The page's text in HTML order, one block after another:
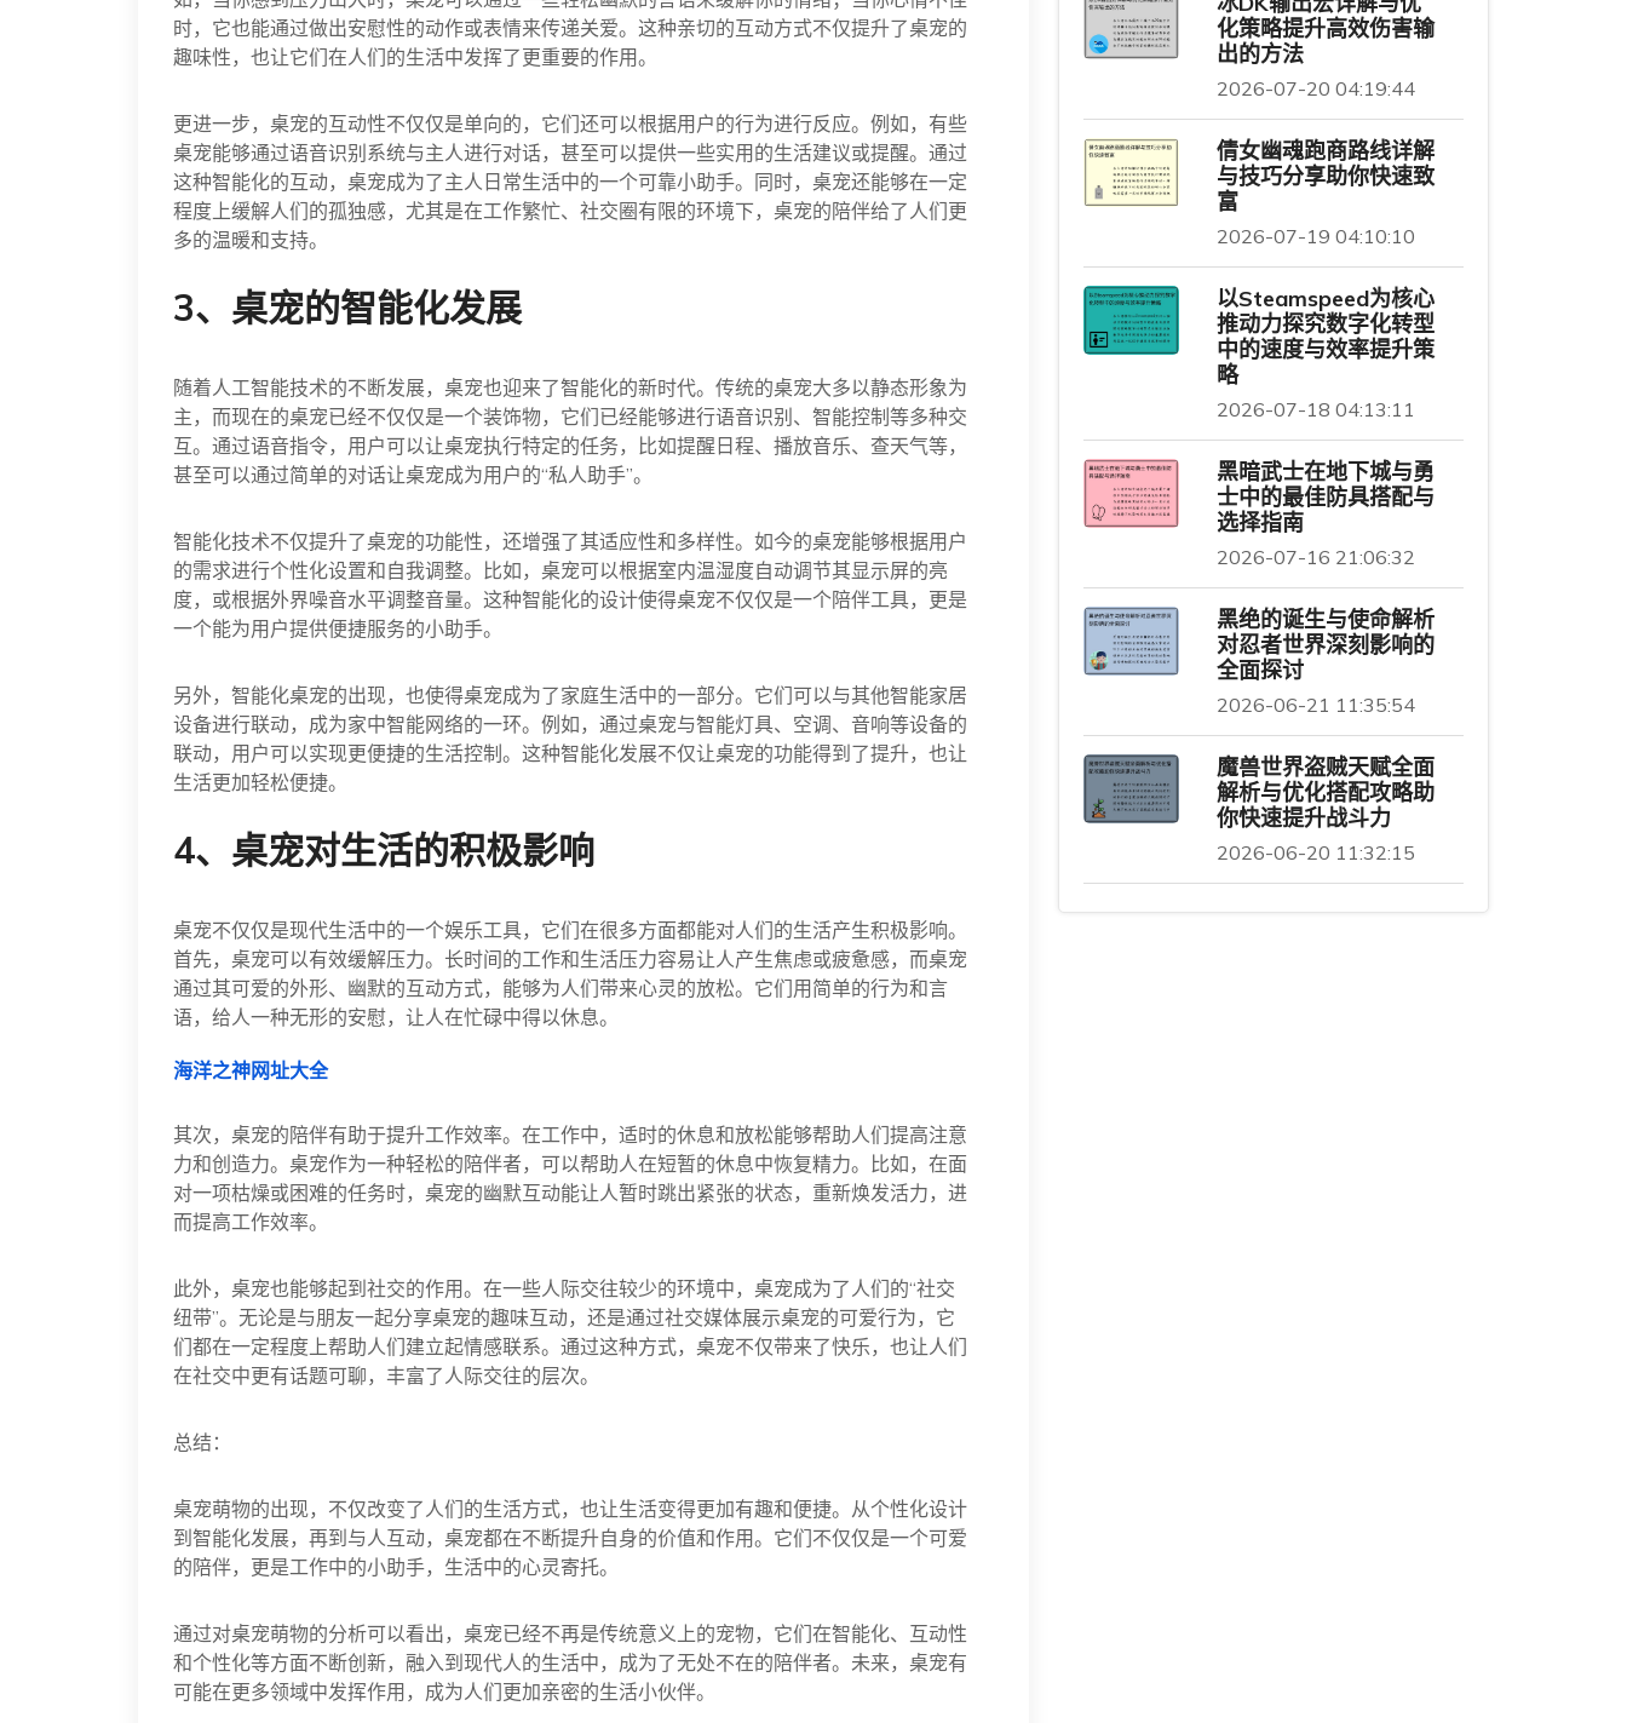
时，它也能通过做出安慰性的动作或表情来传递关爱。这种亲切的互动方式不仅提升了桌宠的
趣味性，也让它们在人们的生活中发挥了更重要的作用。
更进一步，桌宠的互动性不仅仅是单向的，它们还可以根据用户的行为进行反应。例如，有些
桌宠能够通过语音识别系统与主人进行对话，甚至可以提供一些实用的生活建议或提醒。通过
这种智能化的互动，桌宠成为了主人日常生活中的一个可靠小助手。同时，桌宠还能够在一定
程度上缓解人们的孤独感，尤其是在工作繁忙、社交圈有限的环境下，桌宠的陪伴给了人们更
多的温暖和支持。
3、桌宠的智能化发展
随着人工智能技术的不断发展，桌宠也迎来了智能化的新时代。传统的桌宠大多以静态形象为
主，而现在的桌宠已经不仅仅是一个装饰物，它们已经能够进行语音识别、智能控制等多种交
互。通过语音指令，用户可以让桌宠执行特定的任务，比如提醒日程、播放音乐、查天气等，
甚至可以通过简单的对话让桌宠成为用户的“私人助手”。
智能化技术不仅提升了桌宠的功能性，还增强了其适应性和多样性。如今的桌宠能够根据用户
的需求进行个性化设置和自我调整。比如，桌宠可以根据室内温湿度自动调节其显示屏的亮
度，或根据外界噪音水平调整音量。这种智能化的设计使得桌宠不仅仅是一个陪伴工具，更是
一个能为用户提供便捷服务的小助手。
另外，智能化桌宠的出现，也使得桌宠成为了家庭生活中的一部分。它们可以与其他智能家居
设备进行联动，成为家中智能网络的一环。例如，通过桌宠与智能灯具、空调、音响等设备的
联动，用户可以实现更便捷的生活控制。这种智能化发展不仅让桌宠的功能得到了提升，也让
生活更加轻松便捷。
4、桌宠对生活的积极影响
桌宠不仅仅是现代生活中的一个娱乐工具，它们在很多方面都能对人们的生活产生积极影响。
首先，桌宠可以有效缓解压力。长时间的工作和生活压力容易让人产生焦虑或疲惫感，而桌宠
通过其可爱的外形、幽默的互动方式，能够为人们带来心灵的放松。它们用简单的行为和言
语，给人一种无形的安慰，让人在忙碌中得以休息。
海洋之神网址大全
其次，桌宠的陪伴有助于提升工作效率。在工作中，适时的休息和放松能够帮助人们提高注意
力和创造力。桌宠作为一种轻松的陪伴者，可以帮助人在短暂的休息中恢复精力。比如，在面
对一项枯燥或困难的任务时，桌宠的幽默互动能让人暂时跳出紧张的状态，重新焕发活力，进
而提高工作效率。
此外，桌宠也能够起到社交的作用。在一些人际交往较少的环境中，桌宠成为了人们的“社交
纽带”。无论是与朋友一起分享桌宠的趣味互动，还是通过社交媒体展示桌宠的可爱行为，它
们都在一定程度上帮助人们建立起情感联系。通过这种方式，桌宠不仅带来了快乐，也让人们
在社交中更有话题可聊，丰富了人际交往的层次。
总结：
桌宠萌物的出现，不仅改变了人们的生活方式，也让生活变得更加有趣和便捷。从个性化设计
到智能化发展，再到与人互动，桌宠都在不断提升自身的价值和作用。它们不仅仅是一个可爱
的陪伴，更是工作中的小助手，生活中的心灵寄托。
通过对桌宠萌物的分析可以看出，桌宠已经不再是传统意义上的宠物，它们在智能化、互动性
和个性化等方面不断创新，融入到现代人的生活中，成为了无处不在的陪伴者。未来，桌宠有
可能在更多领域中发挥作用，成为人们更加亲密的生活小伙伴。
化策略提升高效伤害输
出的方法
2026-07-20 04:19:44
倩女幽魂跑商路线详解
与技巧分享助你快速致
富
2026-07-19 04:10:10
以Steamspeed为核心
推动力探究数字化转型
中的速度与效率提升策
略
2026-07-18 04:13:11
黑暗武士在地下城与勇
士中的最佳防具搭配与
选择指南
2026-07-16 21:06:32
黑绝的诞生与使命解析
对忍者世界深刻影响的
全面探讨
2026-06-21 11:35:54
魔兽世界盗贼天赋全面
解析与优化搭配攻略助
你快速提升战斗力
2026-06-20 11:32:15